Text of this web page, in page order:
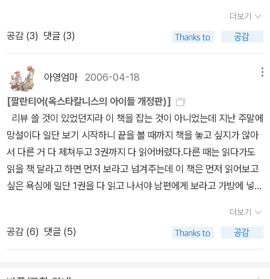
서 [논어] 서사를 분석하는 데서도 공자의 제자들의 이상을 '어려운
에 헌신하는 게임자들의 순수를 보듯이 현실에서 이상을 향해 저항하
은 것을 향해 무모한 도전을 하는 자들에 의해 세상은 조금씩이나마
변화하고 진보한 것 아닌가? [스토리텔링 진화론]은 읽고 있는 중이
지만, '스토리헬퍼'와 함께 힘든 작업과 의미 있는 작업을 했다. 스토
리헬퍼(storyhelper.co.kr)에 들어가서 이리저리 살펴봤는데 재미
있고, 초보자들은 도움을 받을 수도 있을 것 같다. 다만, 그거 들여다
보는 시간에 상상력과 생각을 더 많이, 끝까지 가보는 게 더 낫다는 생
각이다. 스토리헬퍼 같은 글쓰기 도우미는 살짝 도와주는 도구일 수
점은 대단하다고 밖에.영화와 게임 시나리오에 적합하고 장르 소설
집필에도 많은 도움을 받을 수 있겠지만, 그외 소설 집필 때는 글
쎄. 플로베르처럼, 자신의 필체를 보기만 해도 구역질이 날 때까지 수
티 플레져가 아닌가. 또 하나의 재미는 '파티 party'맺기이다. 각
기 다른 직업들이 하나의 패로 묶여 서로의 동료가 되는 이 구조는 툴
킨 이래 판타지 소설의 오랜 설정이지만 mmorpg 상에서 이 '파티'는
인간이 가상현실 상에서 얼마나 이타적인가를 깨달을 수 있는 제도이
다. 근거리 공격 캐릭터가 원거리 공격 캐릭터를 위해 몬스터 앞줄에
서 '몸빵'해주는 것부터 쏟아지는 공격들속에서 이미 죽은 나를 살리
기 위해 다가오는 이름모를 동료 캐릭터를 모니터 상으로 볼 때, 자기
도 애써 모았을 멋진 아이템들을 뉴비newbie들에 나눠주는 고렙 캐
릭터들을 볼 때 마다 나는 이것이 일종이 집합지능(collective intell
igence)이 만드는 '화엄세상'이 아닌가 생각한다. 이 논리가 우습다
고 느끼는 이들에게 나는 이에 관련해 아는 사람은 잘 알고 모르는 사
람은 영 모르는 이야기를 해주곤 한다.역시 mmorpg인 리니지2, 32
기..<바츠해방전쟁>. 가상 현실속에서 세금수탈, 독재와 척살을 일삼
해주세요. 밀리언셀러 클럽이 앞으로 나아갈 방향이랄까, 지향하는
지점, 차후 출간 방향에 대해서도 이야기해 주세요.A. 밀리언셀러 클
럽은 세계적인 인기 소설들을 엄선한 시리즈입니다. 기본적으로 100
만 부 이상 판매된 작품들이며, 추리, 호러, 스릴러 등 독자들의 흥미
를 유발할 모든 장르를 아우르고 있습니다. 초기에는 유명작들 위주
로 편성하다 보니 이미 국내에 출간된 적이 있던 도서들도 다수 있었
고, 현대 코드와는 잘 맞지 않는 고전 작품 때문에 시리즈의 신선함이
나 주목도가 많이 떨어졌습니다. 앞으로는 조금 더 최신 소설들의 비
중이 높아질 것입니다. 또한 데니스 루헤인, 스티븐 킹, 기리노 나쓰오
등 주요 작가들의 차기작도 꾸준히 만나보실 수 있을 것입니다. 영화
나 게임 등의 새로운 매체와 연관이 깊은 소설들이 시리즈에서 많이
선뵐 예정입니다.이미 계약 도서 중 약 10여 편이 영화화 중이고, 이
중에는 대형 블록버스터급도 다수 포함되어 있습니다. 물론 단순한
더보기
공감 (3) 댓글 (3)
아영엄마 2006-04-18
[팔란티어(옥스타칼니스의 아이들 개정판)]
리뷰 쓸 것이 있었던지라 이 책을 잡는 것이 아니었는데 지난 주말에
망설이다 일단 보기 시작하니 끝을 볼 때까지 책을 놓고 싶지가 않아
서 다른 거 다 제쳐두고 3권까지 다 읽어버렸다.다른 때는 읽다가도
읽을 책 달라고 하면 먼저 보라고 넘겨주는데 이 책은 먼저 읽어보고
싶은 욕심에 일단 1권을 다 읽고 나서야 남편에게 보라고 가방에 넣
두께가 상당하다. 세권의 쪽수를 더해보니 587쪽+592쪽+627쪽
=.... 1806쪽 (계산 맞나??)이 세 권 읽느라 다른 책은 하나도 못보
고 제켜두고 있었음..백주 대낮에 벌어진 살인 사건을 추적하는 현실
더보기
공감 (6) 댓글 (5)